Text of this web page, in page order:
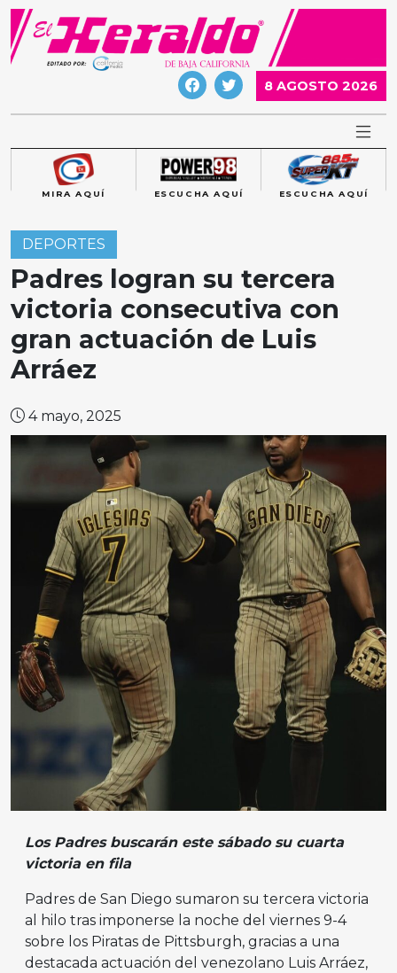
Skip
content
8 AGOSTO 2026
MIRA AQUÍ ESCUCHA AQUÍ ESCUCHA AQUÍ
DEPORTES
Padres logran su tercera
victoria consecutiva con
gran actuación de Luis
Arráez
4 mayo, 2025
Los Padres buscarán este sábado su cuarta
victoria en fila
Padres de San Diego sumaron su tercera victoria
al hilo tras imponerse la noche del viernes 9-4
sobre los Piratas de Pittsburgh, gracias a una
destacada actuación del venezolano Luis Arráez,